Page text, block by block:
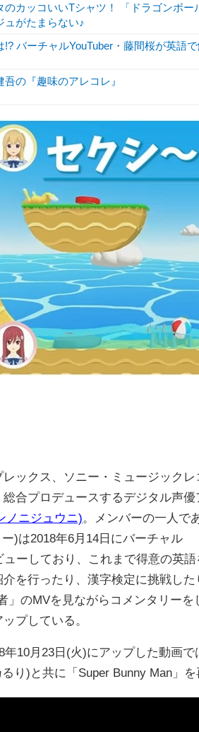
のカッコいいTシャツ！ 「ドラゴンボ
ュがたまらない♪
!? バーチャルYouTuber・藤間桜が英語で
吾の『趣味のアレコレ』
ックス、ソニー・ミュージックレ
合プロデュースするデジタル声優
ノニジュウニ)。メンバーの一人で
)は2018年6月14日にバーチャル
ューしており、これまで得意の英語
を行ったり、漢字検定に挑戦した
」のMVを見ながらコメンタリー
プしている。
10月23日(火)にアップした動画で
るり)と共に「Super Bunny Man」